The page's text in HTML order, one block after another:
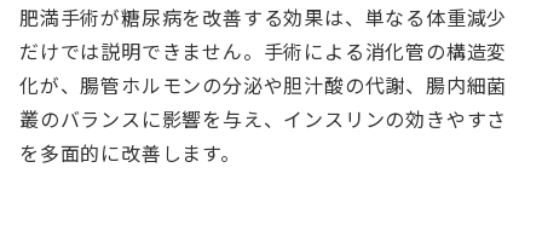
肥満手術が糖尿病を改善する効果は、単なる体重減少
だけでは説明できません。手術による消化管の構造変
化が、腸管ホルモンの分泌や胆汁酸の代謝、腸内細菌
叢のバランスに影響を与え、インスリンの効きやすさ
を多面的に改善します。